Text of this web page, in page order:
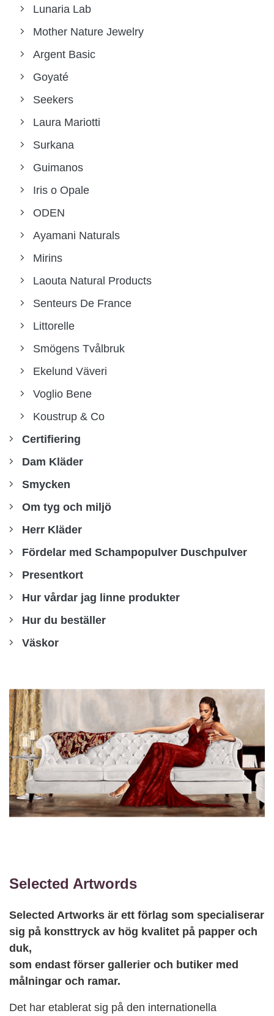
Lunaria Lab
Mother Nature Jewelry
Argent Basic
Goyaté
Seekers
Laura Mariotti
Surkana
Guimanos
Iris o Opale
ODEN
Ayamani Naturals
Mirins
Laouta Natural Products
Senteurs De France
Littorelle
Smögens Tvålbruk
Ekelund Väveri
Voglio Bene
Koustrup & Co
Certifiering
Dam Kläder
Smycken
Om tyg och miljö
Herr Kläder
Fördelar med Schampopulver Duschpulver
Presentkort
Hur vårdar jag linne produkter
Hur du beställer
Väskor
Selected Artwords
Selected Artworks är ett förlag som specialiserar
sig på konsttryck av hög kvalitet på papper och
duk,
som endast förser gallerier och butiker med
målningar och ramar.
Det har etablerat sig på den internationella